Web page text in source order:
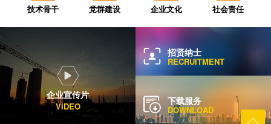
技术骨干 党群建设 企业文化 社会责任
企业宣传片
VIDEO
招贤纳士
RECRUITMENT
下载服务
DOWNLOAD